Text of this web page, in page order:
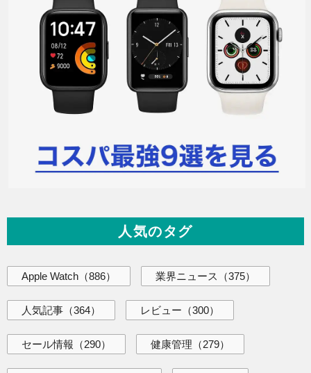
人気のタグ
Apple Watch （886） 業界ニュース （375）
人気記事 （364） レビュー （300）
セール情報 （290） 健康管理 （279）